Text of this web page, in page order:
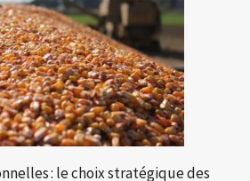
: le choix stratégique des